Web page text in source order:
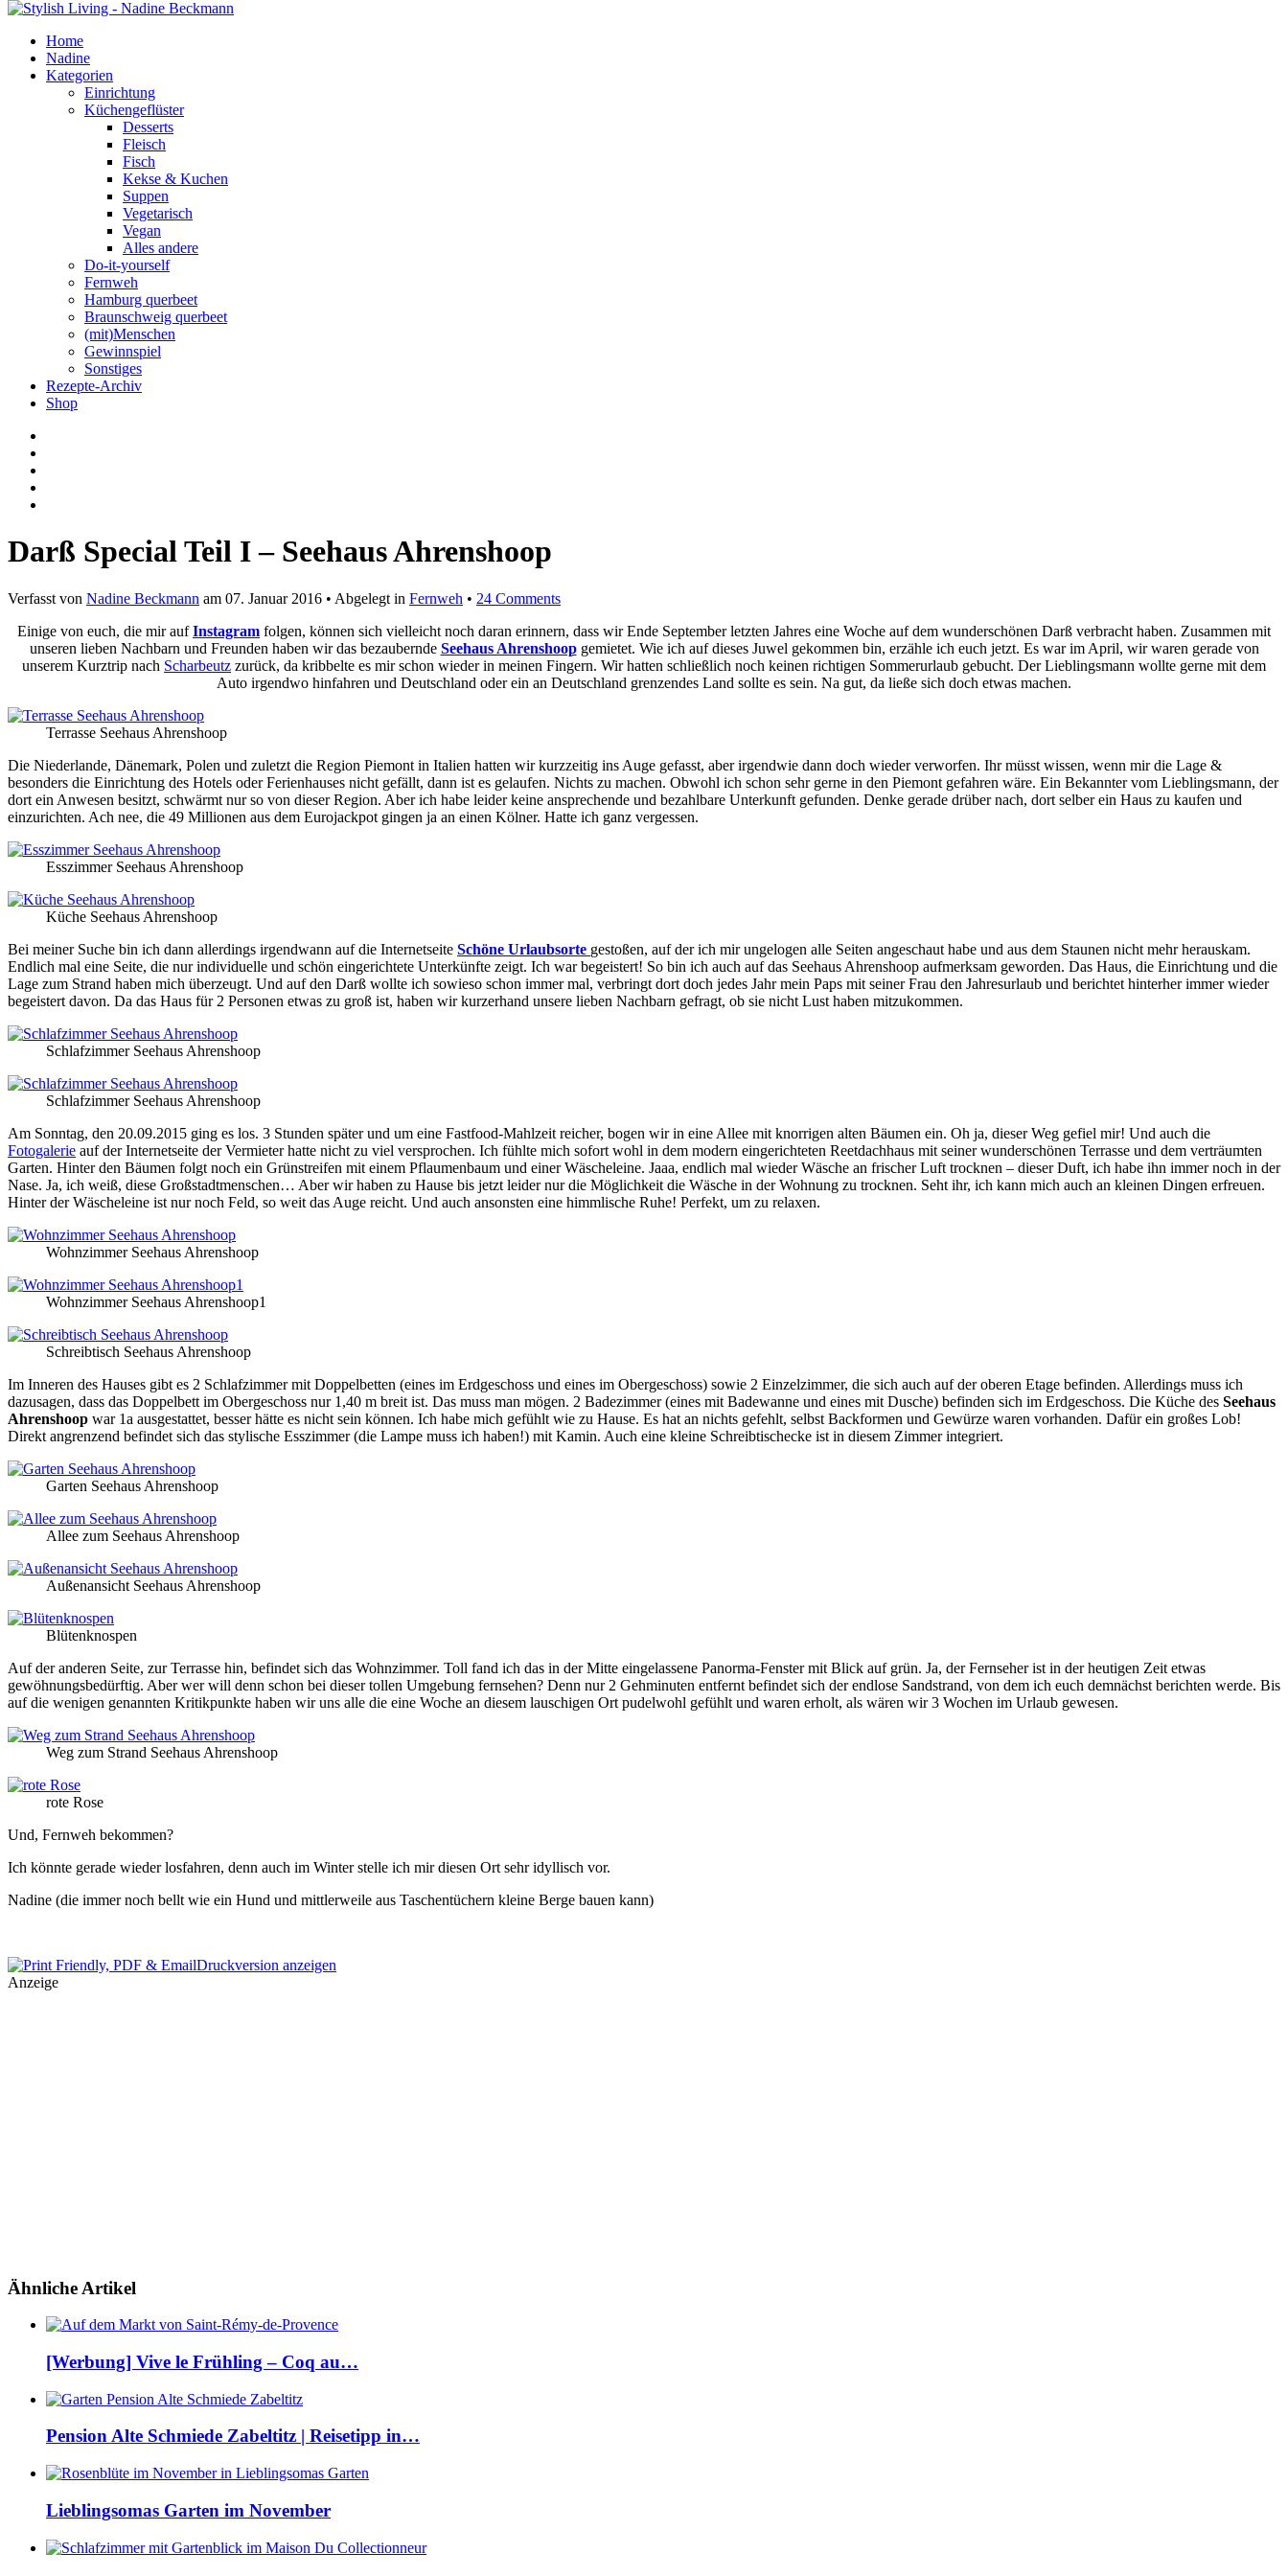
Home
Nadine
Kategorien
Einrichtung
Küchengeflüster
Desserts
Fleisch
Fisch
Kekse & Kuchen
Suppen
Vegetarisch
Vegan
Alles andere
Do-it-yourself
Fernweh
Hamburg querbeet
Braunschweig querbeet
(mit)Menschen
Gewinnspiel
Sonstiges
Rezepte-Archiv
Shop
Darß Special Teil I – Seehaus Ahrenshoop
Verfasst von Nadine Beckmann am 07. Januar 2016 • Abgelegt in Fernweh • 24 Comments
Einige von euch, die mir aufInstagram folgen, können sich vielleicht noch daran erinnern, dass wir Ende September letzten Jahres eine Woche auf dem wunderschönen Darß verbracht haben. Zusammen mit
unseren lieben Nachbarn und Freunden haben wir das bezaubernde Seehaus Ahrenshoopgemietet. Wie ich auf dieses Juwel gekommen bin, erzähle ich euch jetzt. Es war im April, wir waren gerade von
unserem Kurztrip nach Scharbeutz zurück, da kribbelte es mir schon wieder in meinen Fingern. Wir hatten schließlich noch keinen richtigen Sommerurlaub gebucht. Der Lieblingsmann wollte gerne mit dem
Auto irgendwo hinfahren und Deutschland oder ein an Deutschland grenzendes Land sollte es sein. Na gut, da ließe sich doch etwas machen.
Terrasse Seehaus Ahrenshoop
Die Niederlande, Dänemark, Polen und zuletzt die Region Piemont in Italien hatten wir kurzzeitig ins Auge gefasst, aber irgendwie dann doch wiederverworfen. Ihr müsst wissen, wenn mir die Lage &
besonders die Einrichtung des Hotels oder Ferienhauses nicht gefällt, dann ist es gelaufen. Nichts zu machen. Obwohl ich schon sehr gerne in den Piemont gefahren wäre. Ein Bekannter vom Lieblingsmann, der
dort ein Anwesen besitzt, schwärmt nur so von dieser Region. Aber ich habe leider keine ansprechende und bezahlbare Unterkunft gefunden. Denke gerade drüber nach, dort selber ein Haus zu kaufen und
einzurichten. Ach nee, die 49 Millionen aus dem Eurojackpot gingen ja an einen Kölner. Hatte ich ganz vergessen.
Esszimmer Seehaus Ahrenshoop
Küche Seehaus Ahrenshoop
Bei meiner Suche bin ich dann allerdings irgendwann auf die Internetseite Schöne Urlaubsorte gestoßen, auf der ich mir ungelogen alle Seiten angeschaut habe und aus dem Staunen nicht mehr herauskam.
Endlich mal eine Seite, die nur individuelle und schön eingerichtete Unterkünfte zeigt. Ich war begeistert! So bin ich auch auf das Seehaus Ahrenshoop aufmerksam geworden. Das Haus, die Einrichtung und die
Lage zum Strand haben mich überzeugt. Und auf den Darß wollte ich sowieso schon immer mal, verbringt dort doch jedes Jahr mein Paps mit seiner Frau den Jahresurlaub und berichtet hinterher immer wieder
begeistert davon. Da das Haus für 2 Personen etwas zu groß ist, haben wir kurzerhand unsere lieben Nachbarn gefragt, ob sie nicht Lust haben mitzukommen.
Schlafzimmer Seehaus Ahrenshoop
Schlafzimmer Seehaus Ahrenshoop
Am Sonntag, den 20.09.2015 ging es los. 3 Stunden später und um eine Fastfood-Mahlzeit reicher, bogen wir in eine Allee mit knorrigen alten Bäumen ein. Oh ja, dieser Weg gefiel mir! Und auch die
Fotogalerie auf der Internetseite der Vermieter hatte nicht zu viel versprochen. Ich fühlte mich sofort wohl in dem modern eingerichteten Reetdachhaus mit seiner wunderschönen Terrasse und dem verträumten
Garten. Hinter den Bäumen folgt noch ein Grünstreifen mit einem Pflaumenbaum und einer Wäscheleine. Jaaa, endlich mal wieder Wäsche an frischer Luft trocknen – dieser Duft, ich habe ihn immer noch in der
Nase. Ja, ich weiß, diese Großstadtmenschen… Aber wir haben zu Hause bis jetzt leider nur die Möglichkeit die Wäsche in der Wohnung zu trocknen. Seht ihr, ich kann mich auch an kleinen Dingen erfreuen.
Hinter der Wäscheleine ist nur noch Feld, so weit das Auge reicht. Und auch ansonsten eine himmlische Ruhe! Perfekt, um zu relaxen.
Wohnzimmer Seehaus Ahrenshoop
Wohnzimmer Seehaus Ahrenshoop1
Schreibtisch Seehaus Ahrenshoop
Im Inneren des Hauses gibt es 2 Schlafzimmer mit Doppelbetten (eines im Erdgeschoss und eines im Obergeschoss) sowie 2 Einzelzimmer, die sich auch auf der oberen Etage befinden. Allerdings muss ich
dazusagen, dass das Doppelbett im Obergeschoss nur 1,40 m breit ist. Das muss man mögen. 2 Badezimmer (eines mit Badewanne und eines mit Dusche) befinden sich im Erdgeschoss. Die Küche des Seehaus
Ahrenshoop war 1a ausgestattet, besser hätte es nicht sein können. Ich habe mich gefühlt wie zu Hause. Es hat an nichts gefehlt, selbst Backformen und Gewürze waren vorhanden. Dafür ein großes Lob!
Direkt angrenzend befindet sich das stylische Esszimmer (die Lampe muss ich haben!) mit Kamin. Auch eine kleine Schreibtischecke ist in diesem Zimmer integriert.
Garten Seehaus Ahrenshoop
Allee zum Seehaus Ahrenshoop
Außenansicht Seehaus Ahrenshoop
Blütenknospen
Auf der anderen Seite, zur Terrasse hin, befindet sich das Wohnzimmer. Toll fand ich das in der Mitte eingelassene Panorma-Fenster mit Blick auf grün. Ja, der Fernseher ist in der heutigen Zeit etwas
gewöhnungsbedürftig. Aber wer will denn schon bei dieser tollen Umgebung fernsehen? Denn nur 2 Gehminuten entfernt befindet sich der endlose Sandstrand, von dem ich euch demnächst berichten werde. Bis
auf die wenigen genannten Kritikpunkte haben wir uns alle die eine Woche an diesem lauschigen Ort pudelwohl gefühlt und waren erholt, als wären wir 3 Wochen im Urlaub gewesen.
Weg zum Strand Seehaus Ahrenshoop
rote Rose
Und, Fernweh bekommen?
Ich könnte gerade wieder losfahren, denn auch im Winter stelle ich mir diesen Ort sehr idyllisch vor.
Nadine (die immer noch bellt wie ein Hund und mittlerweile aus Taschentüchern kleine Berge bauen kann)
Druckversion anzeigen
Anzeige
Ähnliche Artikel
[Werbung] Vive le Frühling – Coq au…
Pension Alte Schmiede Zabeltitz | Reisetipp in…
Lieblingsomas Garten im November